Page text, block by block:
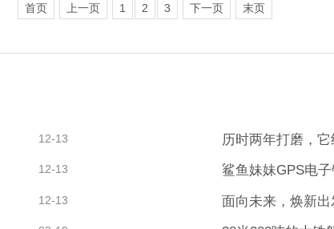
首页 上一页 1 2 3 下一页 末页
12-13
12-13 鲨鱼妹妹GPS电
12-13